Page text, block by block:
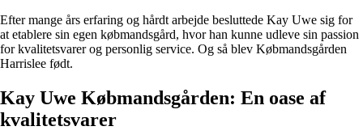
Efter mange års erfaring og hårdt arbejde besluttede Kay Uwe sig for
at etablere sin egen købmandsgård, hvor han kunne udleve sin passion
for kvalitetsvarer og personlig service. Og så blev Købmandsgården
Harrislee født.
Kay Uwe Købmandsgården: En oase af
kvalitetsvarer